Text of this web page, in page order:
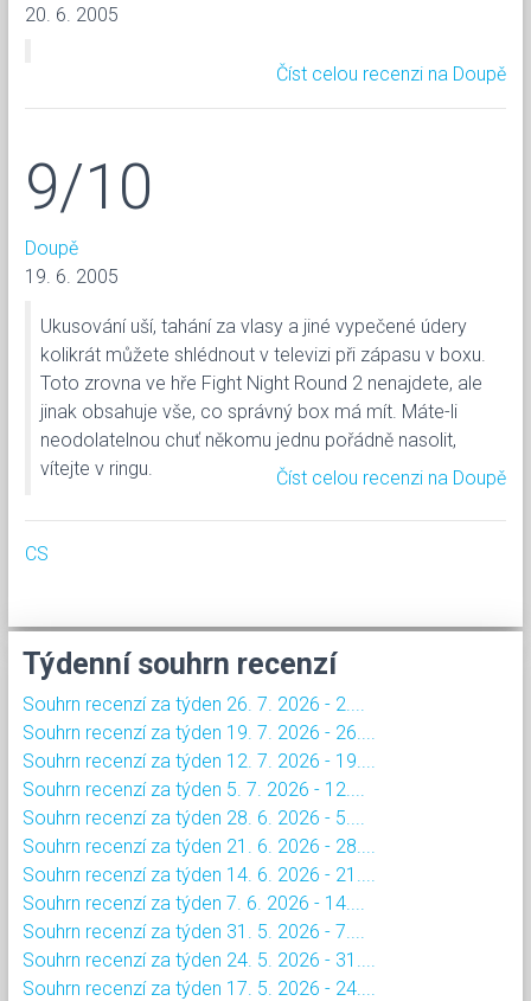
20. 6. 2005
Číst celou recenzi na Doupě
9/10
Doupě
19. 6. 2005
Ukusování uší, tahání za vlasy a jiné vypečené údery
kolikrát můžete shlédnout v televizi při zápasu v boxu.
Toto zrovna ve hře Fight Night Round 2 nenajdete, ale
jinak obsahuje vše, co správný box má mít. Máte-li
neodolatelnou chuť někomu jednu pořádně nasolit,
vítejte v ringu.
Číst celou recenzi na Doupě
CS
Týdenní souhrn recenzí
Souhrn recenzí za týden 26. 7. 2026 - 2....
Souhrn recenzí za týden 19. 7. 2026 - 26....
Souhrn recenzí za týden 12. 7. 2026 - 19....
Souhrn recenzí za týden 5. 7. 2026 - 12....
Souhrn recenzí za týden 28. 6. 2026 - 5....
Souhrn recenzí za týden 21. 6. 2026 - 28....
Souhrn recenzí za týden 14. 6. 2026 - 21....
Souhrn recenzí za týden 7. 6. 2026 - 14....
Souhrn recenzí za týden 31. 5. 2026 - 7....
Souhrn recenzí za týden 24. 5. 2026 - 31....
Souhrn recenzí za týden 17. 5. 2026 - 24....